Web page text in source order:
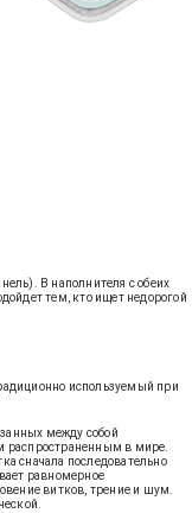
В наполнителя с обеих
тем, кто ищет недорогой
используемый при
между собой
распространенным в мире.
сначала последовательно
равномерное
витков, трение и шум.